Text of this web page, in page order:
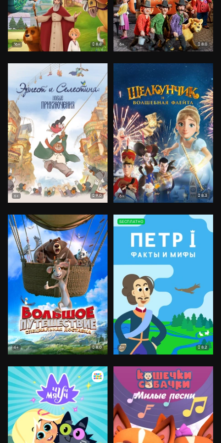
16+ 8.8 6+ 8.0
6+ 9.0 6+ 8.3
6+ 8.0 6+ 8.2
БЕСПЛАТНО